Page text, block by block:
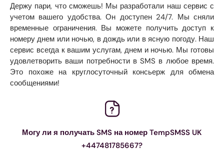
Держу пари, что сможешь! Мы разработали наш сервис с
учетом вашего удобства. Он доступен 24/7. Мы сняли
временные ограничения. Вы можете получить доступ к
номеру днем ​​или ночью, в дождь или в ясную погоду. Наш
сервис всегда к вашим услугам, днем ​​и ночью. Мы готовы
удовлетворить ваши потребности в SMS в любое время.
Это похоже на круглосуточный консьерж для обмена
сообщениями!
Могу ли я получать SMS на номер TempSMSS UK
+447481785667?